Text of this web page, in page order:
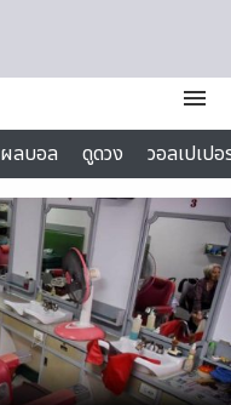
menu
ผลบอล ดูดวง
วอลเปเป